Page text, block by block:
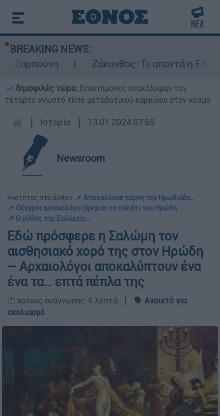
BREAKING NEWS:
Ζάκυνθος: Τι απαντά η ΕΛΑΣ για
δημοφιλές τώρα: Επιστήμονες ανακάλυψαν τον
τέταρτο γνωστό τύπο μεταδοτικού καρκίνου στον κόσμο
┋ Ιστορία ┋ 13.01.2024 07:55
Newsroom
Ενότητες στο άρθρο: 📌 Αποκαλούσε πόρνη την Ηρωδιάδα...
📌 Ούγγροι αρχαιολόγοι βρήκαν το παλάτι του Ηρώδη
📌 Ο μύθος της Σαλώμης...
Εδώ πρόσφερε η Σαλώμη τον
αισθησιακό χορό της στον Ηρώδη
– Αρχαιολόγοι αποκαλύπτουν ένα
ένα τα… επτά πέπλα της
🕛 χρόνος ανάγνωσης: 6 λεπτά ┋ 🗣️ Ανοικτό για
σχολιασμό